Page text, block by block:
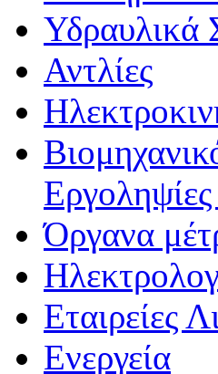
Υδραυλικά
Αντλίες
Όργανα
Εταιρείες
Ενεργεία